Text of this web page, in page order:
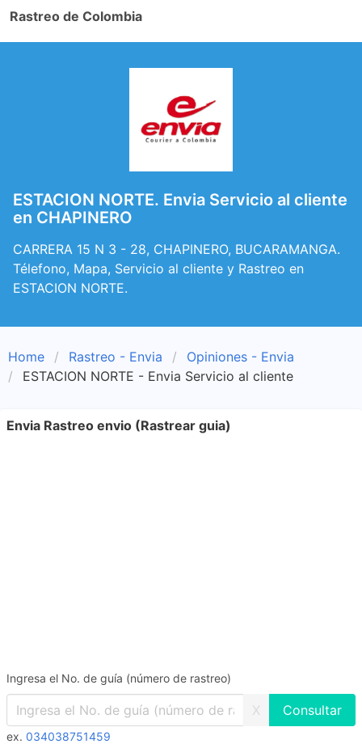
Rastreo de Colombia
ESTACION NORTE. Envia Servicio al cliente
en CHAPINERO
CARRERA 15 N 3 - 28, CHAPINERO, BUCARAMANGA.
Télefono, Mapa, Servicio al cliente y Rastreo en
ESTACION NORTE.
Home Rastreo - Envia
Opiniones - Envia
ESTACION NORTE - Envia Servicio al cliente
Envia Rastreo envio (Rastrear guia)
Ingresa el No. de guía (número de rastreo)
X
ex. 034038751459